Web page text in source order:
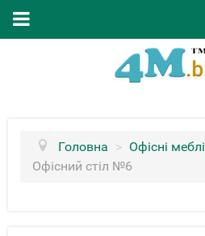
Головна > Офісні меблі
Офісний стіл №6